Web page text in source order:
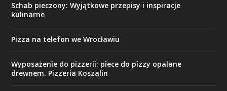
Schab pieczony: Wyjątkowe przepisy i inspiracje
kulinarne
Pizza na telefon we Wrocławiu
Wyposażenie do pizzerii: piece do pizzy opalane
drewnem. Pizzeria Koszalin